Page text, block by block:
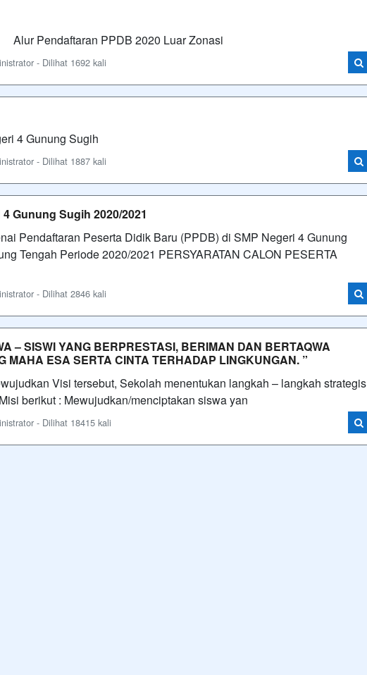
Alur Pendaftaran PPDB 2020 Luar Zonasi
- Dilihat 1692 kali
4 Gunung Sugih
- Dilihat 1887 kali
Gunung Sugih 2020/2021
Pendaftaran Peserta Didik Baru (PPDB) di SMP Negeri 4 Gunung
Tengah Periode 2020/2021 PERSYARATAN CALON PESERTA
- Dilihat 2846 kali
– SISWI YANG BERPRESTASI, BERIMAN DAN BERTAQWA
MAHA ESA SERTA CINTA TERHADAP LINGKUNGAN. ”
Visi tersebut, Sekolah menentukan langkah – langkah strategis
berikut : Mewujudkan/menciptakan siswa yan
- Dilihat 18415 kali